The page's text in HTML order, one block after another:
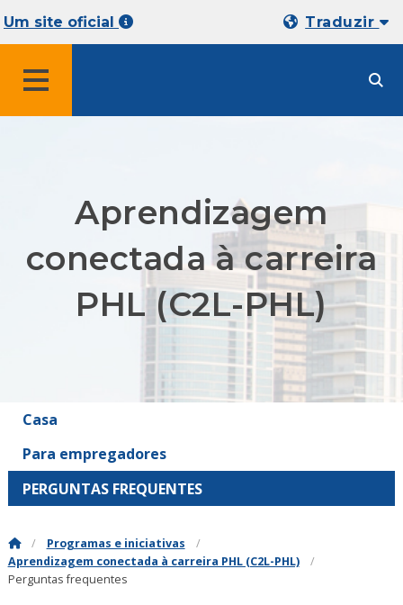
Um site oficial Traduzir
Aprendizagem
conectada à carreira
PHL (C2L-PHL)
Casa
Para empregadores
PERGUNTAS FREQUENTES
Programas e iniciativas
Aprendizagem conectada à carreira PHL (C2L-PHL)
Perguntas frequentes